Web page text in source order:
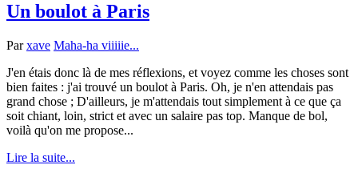
Un boulot à Paris
Parxave Maha-ha viiiiie...
J'en étais donc là de mes réflexions, et voyez comme les choses sont
bien faites : j'ai trouvé un boulot à Paris. Oh, je n'en attendais pas
grand chose ; D'ailleurs, je m'attendais tout simplement à ce que ça
soit chiant, loin, strict et avec un salaire pas top. Manque de bol,
voilà qu'on me propose...
Lire la suite...